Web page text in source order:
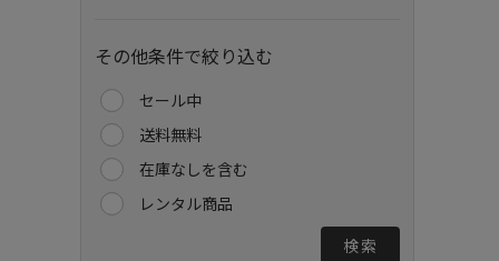
その他条件で絞り込む
セール中
送料無料
在庫なしを含む
レンタル商品
検索